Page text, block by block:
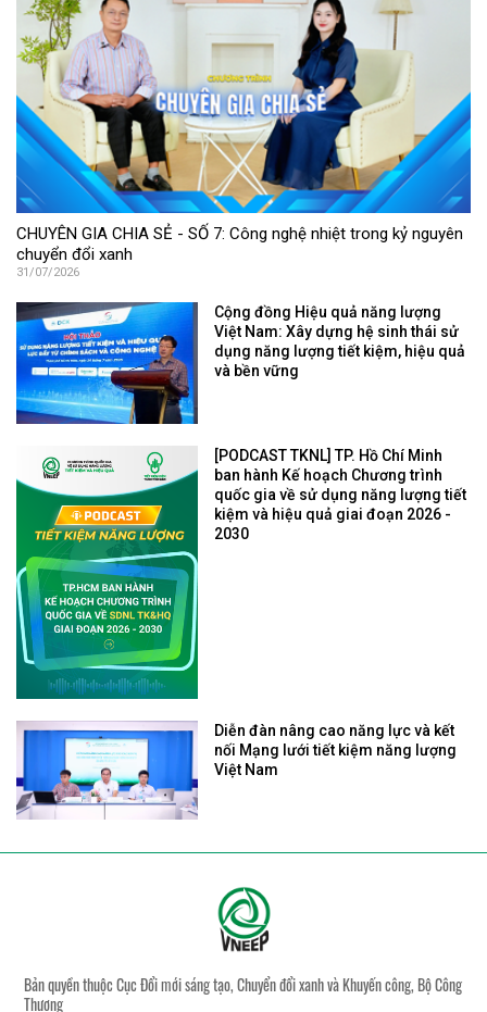
CHUYÊN GIA CHIA SẺ - SỐ 7: Công nghệ nhiệt trong kỷ nguyên
chuyển đổi xanh
31/07/2026
Cộng đồng Hiệu quả năng lượng
Việt Nam: Xây dựng hệ sinh thái sử
dụng năng lượng tiết kiệm, hiệu quả
và bền vững
[PODCAST TKNL] TP. Hồ Chí Minh
ban hành Kế hoạch Chương trình
quốc gia về sử dụng năng lượng tiết
kiệm và hiệu quả giai đoạn 2026 -
2030
Diễn đàn nâng cao năng lực và kết
nối Mạng lưới tiết kiệm năng lượng
Việt Nam
Bản quyền thuộc Cục Đổi mới sáng tạo, Chuyển đổi xanh và Khuyến công, Bộ Công
Thương